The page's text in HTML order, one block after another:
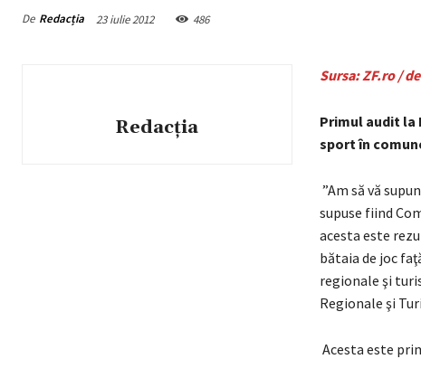
De Redacția 23 iulie 2012 486
Redacția
Sursa: ZF.ro / de
Primul audit la
sport în
”Am să vă
supuse fiind
acesta este
bătaia de joc
regionale şi
Regionale şi
Acesta este